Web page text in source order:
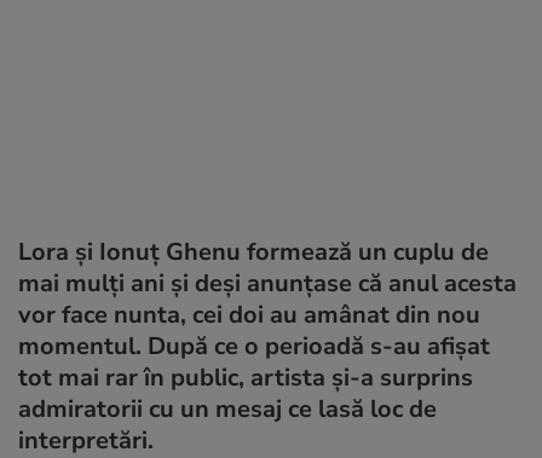
Lora și Ionuț Ghenu formează un cuplu de
mai mulți ani și deși anunțase că anul acesta
vor face nunta, cei doi au amânat din nou
momentul. După ce o perioadă s-au afișat
tot mai rar în public, artista și-a surprins
admiratorii cu un mesaj ce lasă loc de
interpretări.